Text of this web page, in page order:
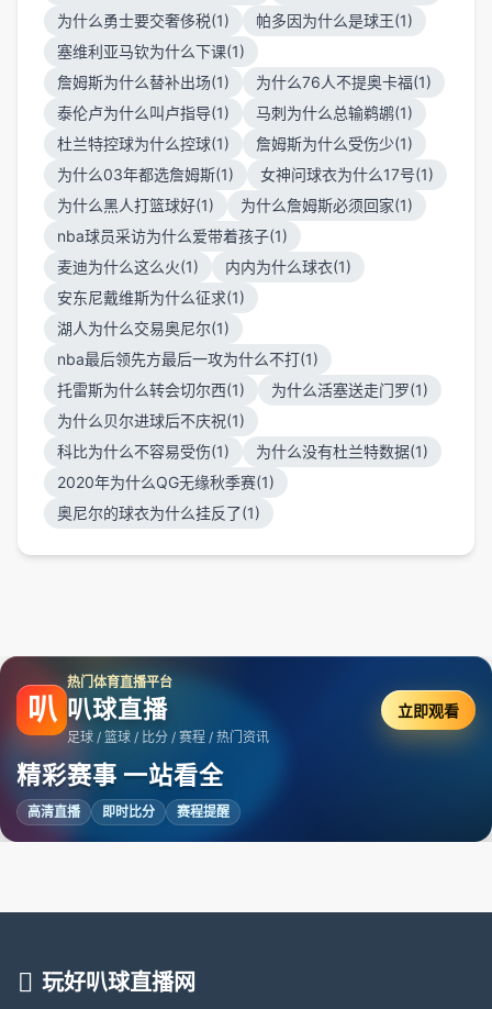
为什么勇士要交奢侈税(1)
帕多因为什么是球王(1)
塞维利亚马钦为什么下课(1)
詹姆斯为什么替补出场(1)
为什么76人不提奥卡福(1)
泰伦卢为什么叫卢指导(1)
马刺为什么总输鹈鹕(1)
杜兰特控球为什么控球(1)
詹姆斯为什么受伤少(1)
为什么03年都选詹姆斯(1)
女神问球衣为什么17号(1)
为什么黑人打篮球好(1)
为什么詹姆斯必须回家(1)
nba球员采访为什么爱带着孩子(1)
麦迪为什么这么火(1)
内内为什么球衣(1)
安东尼戴维斯为什么征求(1)
湖人为什么交易奥尼尔(1)
nba最后领先方最后一攻为什么不打(1)
托雷斯为什么转会切尔西(1)
为什么活塞送走门罗(1)
为什么贝尔进球后不庆祝(1)
科比为什么不容易受伤(1)
为什么没有杜兰特数据(1)
2020年为什么QG无缘秋季赛(1)
奥尼尔的球衣为什么挂反了(1)
叭
热门体育直播平台
叭球直播
足球 / 篮球 / 比分 / 赛程 / 热门资讯
精彩赛事 一站看全
高清直播 即时比分 赛程提醒
立即观看
玩好叭球直播网